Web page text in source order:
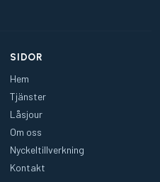
SIDOR
Hem
Tjänster
Låsjour
Om oss
Nyckeltillverkning
Kontakt